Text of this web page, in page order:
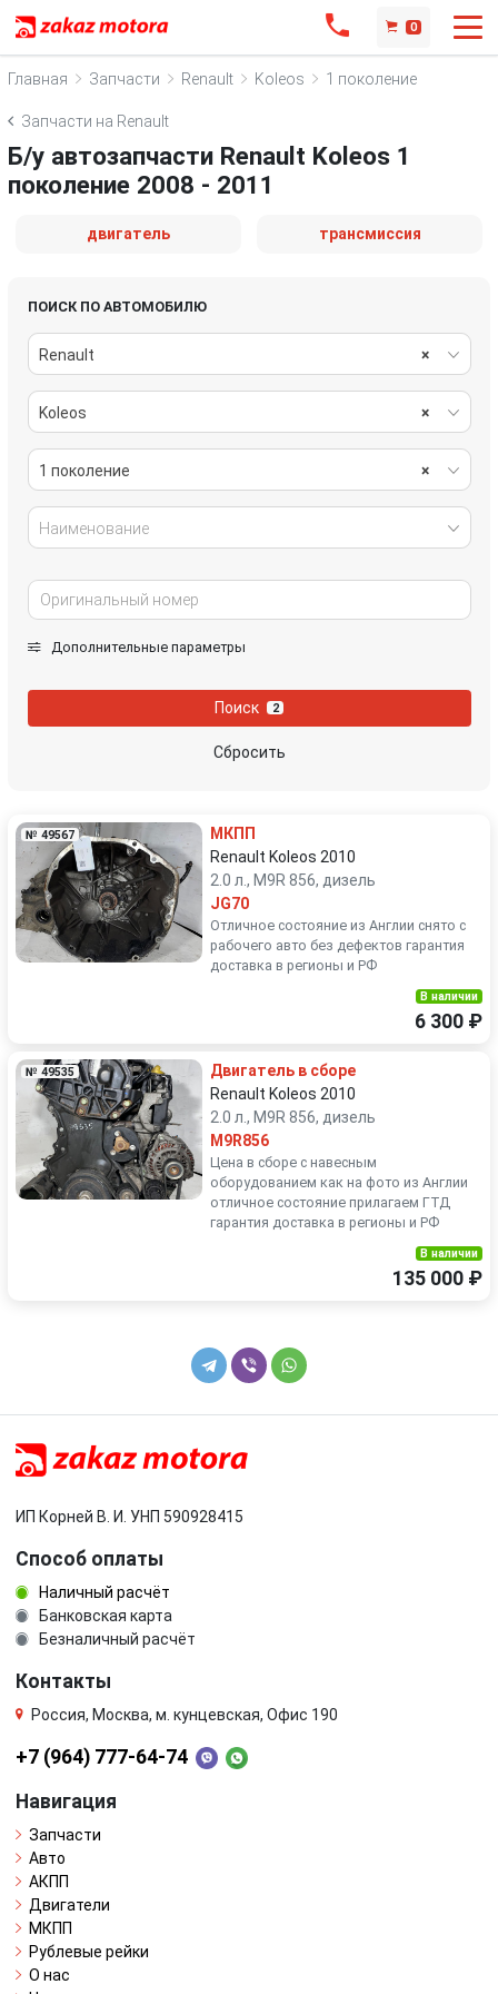
0
Главная Запчасти Renault Koleos 1 поколение
Запчасти на Renault
Б/у автозапчасти Renault Koleos 1
поколение 2008 - 2011
двигатель трансмиссия
ПОИСК ПО АВТОМОБИЛЮ
×
Renault
×
Koleos
×
1 поколение
Наименование
Дополнительные параметры
Поиск 2
Сбросить
№ 49567
МКПП
Renault Koleos 2010
2.0 л., M9R 856, дизель
JG70
Отличное состояние из Англии снято с
рабочего авто без дефектов гарантия
доставка в регионы и РФ
В наличии
6 300 ₽
№ 49535
Двигатель в сборе
Renault Koleos 2010
2.0 л., M9R 856, дизель
M9R856
Цена в сборе с навесным
оборудованием как на фото из Англии
отличное состояние прилагаем ГТД
гарантия доставка в регионы и РФ
В наличии
135 000 ₽
ИП Корней В. И. УНП 590928415
Способ оплаты
Наличный расчёт
Банковская карта
Безналичный расчёт
Контакты
Россия, Москва, м. кунцевская, Офис 190
+7 (964) 777-64-74
Навигация
Запчасти
Авто
АКПП
Двигатели
МКПП
Рублевые рейки
О нас